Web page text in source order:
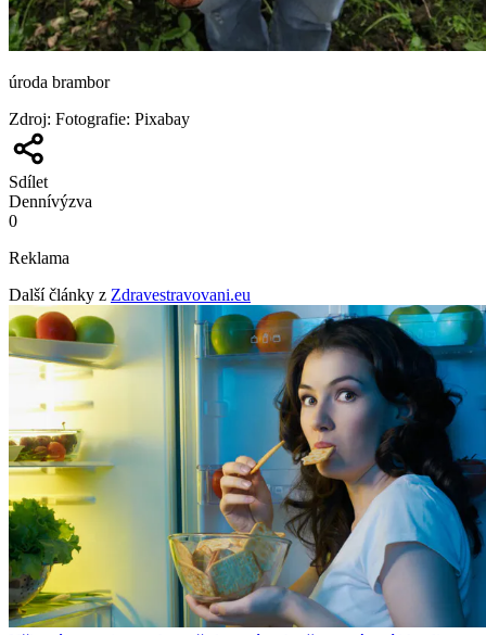
úroda brambor
Zdroj: Fotografie: Pixabay
Sdílet
Dennívýzva
0
Reklama
Další články z Zdravestravovani.eu